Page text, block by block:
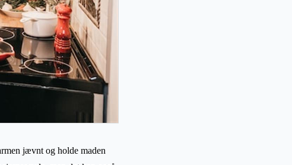
jævnt og holde maden